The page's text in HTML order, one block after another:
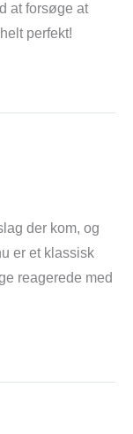
at forsøge at
perfekt!
der kom, og
er et klassisk
reagerede med